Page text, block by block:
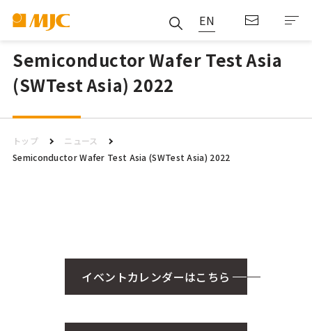
EN
Semiconductor Wafer Test Asia
(SWTest Asia) 2022
トップ
ニュース
Semiconductor Wafer Test Asia (SWTest Asia) 2022
イベントカレンダーはこちら